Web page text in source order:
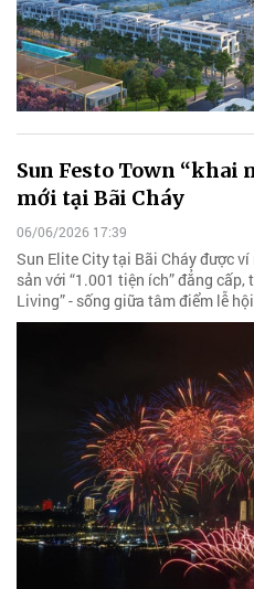
Sun Festo Town “khai
mới tại Bãi Cháy
06/06/2026 17:39
Sun Elite City tại Bãi Cháy được
sản với “1.001 tiện ích” đẳng
Living” - sống giữa tâm điểm lễ